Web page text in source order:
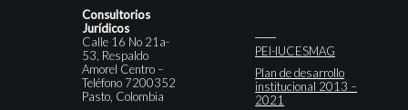
Consultorios
Jurídicos
Calle 16 No 21a-
53, Respaldo
Amorel Centro –
Teléfono 7200352
Pasto, Colombia
PEI-IUCESMAG
Plan de desarrollo
institucional 2013 –
2021